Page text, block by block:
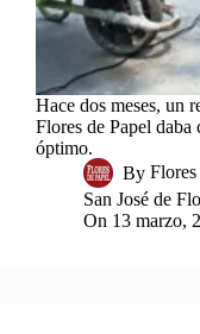
Hace dos meses, un
Flores de Papel daba
óptimo.
By
San José de
On 13 marzo,